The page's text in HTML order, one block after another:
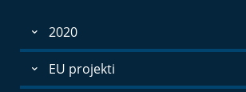
2020
EU projekti